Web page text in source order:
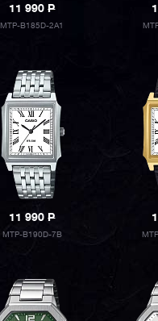
11 990P
MTP-B185D-2A1
11 990P
MTP-B190D-7B